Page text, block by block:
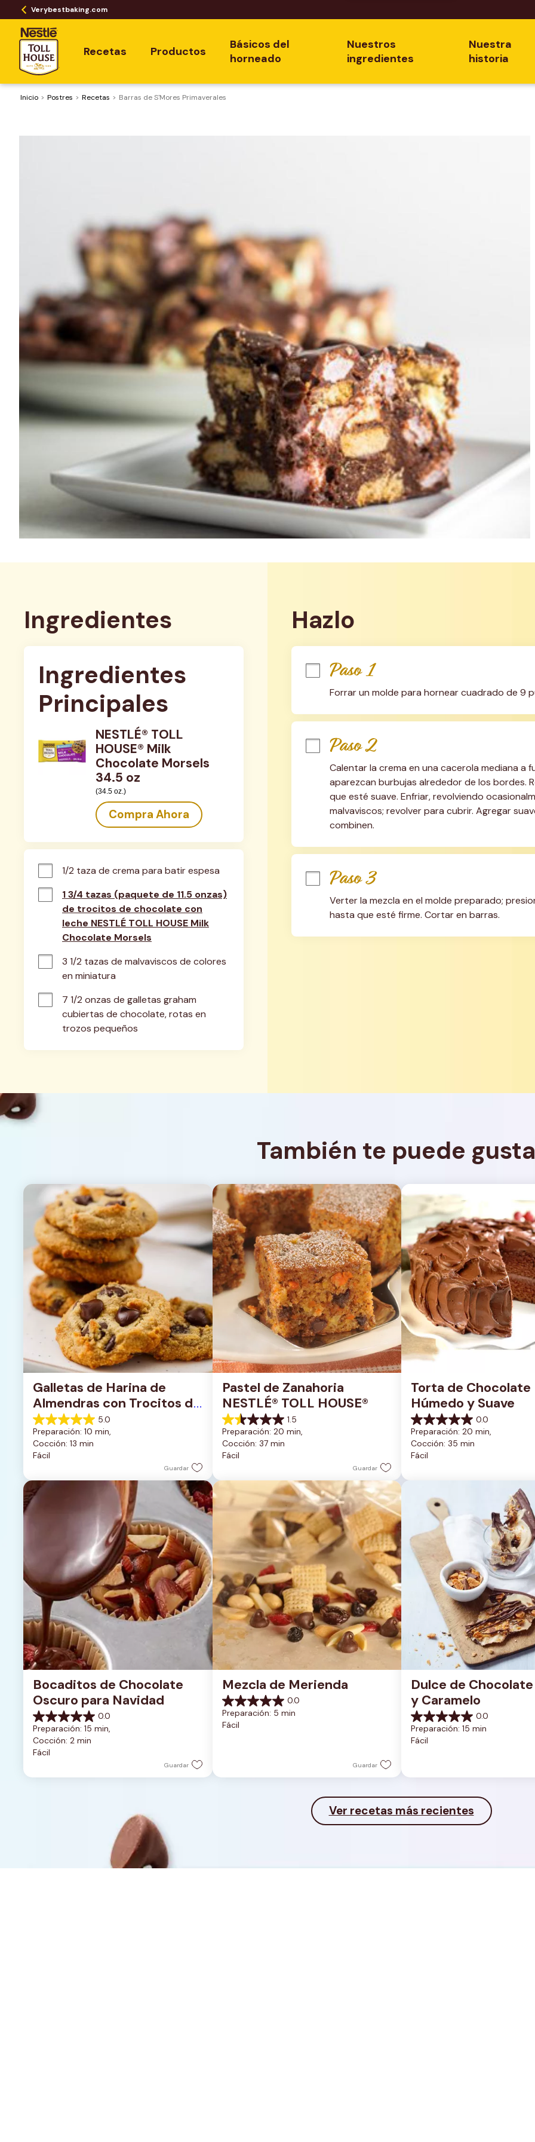
Verybestbaking.com
Recetas Productos
Básicos del
horneado
Nuestros
ingredientes
Nuestra
historia
Inicio Postres Recetas Barras de S'Mores Primaverales
Ingredientes
Ingredientes
Principales
NESTLÉ® TOLL
HOUSE® Milk
Chocolate Morsels
34.5 oz
(34.5 oz.)
Compra Ahora
1/2 taza de crema para batir espesa
1 3/4 tazas (paquete de 11.5 onzas)
de trocitos de chocolate con
leche NESTLÉ TOLL HOUSE Milk
Chocolate Morsels
3 1/2 tazas de malvaviscos de colores
en miniatura
7 1/2 onzas de galletas graham
cubiertas de chocolate, rotas en
trozos pequeños
Hazlo
Paso 1
Forrar un molde para hornear cuadrado de 9
Paso 2
Calentar la crema en una cacerola mediana
aparezcan burbujas alrededor de los bordes.
que esté suave. Enfriar, revolviendo
malvaviscos; revolver para cubrir. Agregar
combinen.
Paso 3
Verter la mezcla en el molde preparado;
hasta que esté firme. Cortar en barras.
También te puede
Galletas de Harina de
Almendras con Trocitos de
Chocolate Oscuro
5.0
5.0
de
5
estrellas.
reseña
Preparación: 10 min,
Cocción: 13 min
Fácil
Guardar
Pastel de Zanahoria
NESTLÉ® TOLL HOUSE®
1.5
1.5
de
5
estrellas.
reseñas
Preparación: 20 min,
Cocción: 37 min
Fácil
Guardar
Torta de Chocolate
Húmedo y Suave
0.0
0.0
de
5
estrellas.
Preparación: 20 min,
Cocción: 35 min
Fácil
Bocaditos de Chocolate
Oscuro para Navidad
0.0
0.0
de
5
estrellas.
Preparación: 15 min,
Cocción: 2 min
Fácil
Guardar
Mezcla de Merienda
0.0
0.0
de
5
Preparación: 5 min
Fácil
Guardar
Dulce de
y Caramelo
0.0
0.0
de
5
Preparación: 15 min
Fácil
Ver recetas más recientes